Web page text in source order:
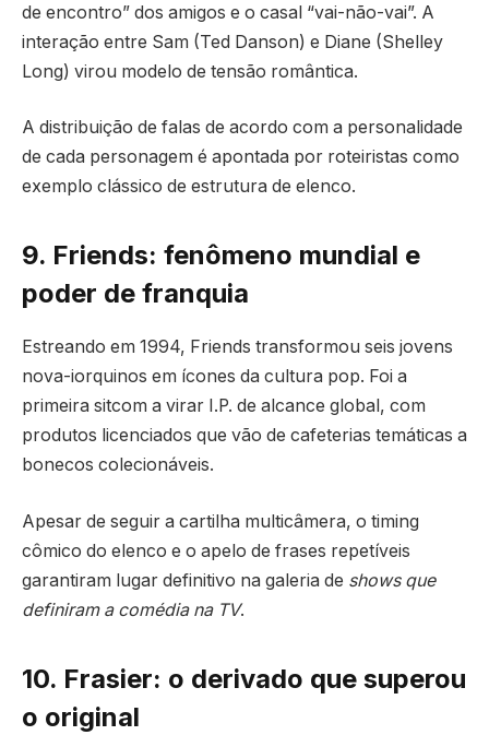
de encontro” dos amigos e o casal “vai-não-vai”. A
interação entre Sam (Ted Danson) e Diane (Shelley
Long) virou modelo de tensão romântica.
A distribuição de falas de acordo com a personalidade
de cada personagem é apontada por roteiristas como
exemplo clássico de estrutura de elenco.
9. Friends: fenômeno mundial e
poder de franquia
Estreando em 1994, Friends transformou seis jovens
nova-iorquinos em ícones da cultura pop. Foi a
primeira sitcom a virar I.P. de alcance global, com
produtos licenciados que vão de cafeterias temáticas a
bonecos colecionáveis.
Apesar de seguir a cartilha multicâmera, o timing
cômico do elenco e o apelo de frases repetíveis
garantiram lugar definitivo na galeria de shows que
definiram a comédia na TV.
10. Frasier: o derivado que superou
o original